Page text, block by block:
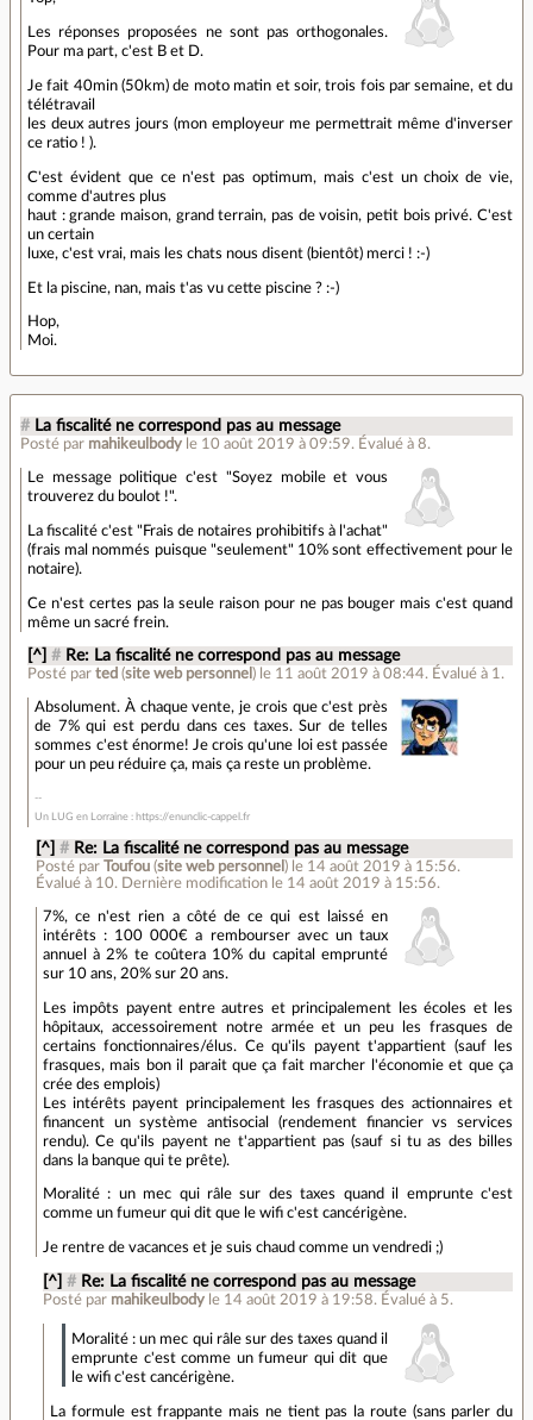
Les réponses proposées ne sont pas orthogonales.
Pour ma part, c'est B et D.
Je fait 40min (50km) de moto matin et soir, trois fois par semaine, et du
télétravail
les deux autres jours (mon employeur me permettrait même d'inverser
ce ratio ! ).
C'est évident que ce n'est pas optimum, mais c'est un choix de vie,
comme d'autres plus
haut : grande maison, grand terrain, pas de voisin, petit bois privé. C'est
un certain
luxe, c'est vrai, mais les chats nous disent (bientôt) merci ! :-)
Et la piscine, nan, mais t'as vu cette piscine ? :-)
Hop,
Moi.
# La fiscalité ne correspond pas au message
Posté par mahikeulbody le 10 août 2019 à 09:59. Évalué à 8.
Le message politique c'est "Soyez mobile et vous
trouverez du boulot !".
La fiscalité c'est "Frais de notaires prohibitifs à l'achat"
(frais mal nommés puisque "seulement" 10% sont effectivement pour le
notaire).
Ce n'est certes pas la seule raison pour ne pas bouger mais c'est quand
même un sacré frein.
[^] # Re: La fiscalité ne correspond pas au message
Posté parted (site web personnel ) le 11 août 2019 à 08:44. Évalué à 1 .
Absolument. À chaque vente, je crois que c'est près
de 7% qui est perdu dans ces taxes. Sur de telles
sommes c'est énorme! Je crois qu'une loi est passée
pour un peu réduire ça, mais ça reste un problème.
Un LUG en Lorraine : https://enunclic-cappel.fr
[^] # Re: La fiscalité ne correspond pas au message
Posté par Toufou(site web personnel ) le 14 août 2019 à 15:56.
Évalué à 10. Dernière modification le 14 août 2019 à 15:56.
7%, ce n'est rien a côté de ce qui est laissé en
intérêts : 100 000€ a rembourser avec un taux
annuel à 2% te coûtera 10% du capital emprunté
sur 10 ans, 20% sur 20 ans.
Les impôts payent entre autres et principalement les écoles et les
hôpitaux, accessoirement notre armée et un peu les frasques de
certains fonctionnaires/élus. Ce qu'ils payent t'appartient (sauf les
frasques, mais bon il parait que ça fait marcher l'économie et que ça
crée des emplois)
Les intérêts payent principalement les frasques des actionnaires et
financent un système antisocial (rendement financier vs services
rendu). Ce qu'ils payent ne t'appartient pas (sauf si tu as des billes
dans la banque qui te prête).
Moralité : un mec qui râle sur des taxes quand il emprunte c'est
comme un fumeur qui dit que le wifi c'est cancérigène.
Je rentre de vacances et je suis chaud comme un vendredi ;)
[^] # Re: La fiscalité ne correspond pas au message
Posté par mahikeulbody le 14 août 2019 à 19:58. Évalué à 5.
Moralité : un mec qui râle sur des taxes quand il
emprunte c'est comme un fumeur qui dit que
le wifi c'est cancérigène.
La formule est frappante mais ne tient pas la route (sans parler du